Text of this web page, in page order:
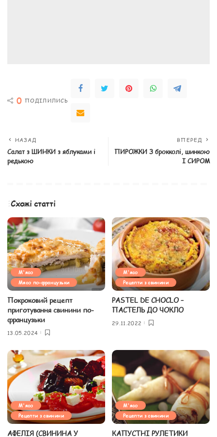
0 ПОДІЛИЛИСЬ
НАЗАД
Салат з ШИНКИ з яблуками і
редькою
ВПЕРЕД
ПИРОЖКИ З брокколі, шинкою
І СИРОМ
Схожі статті
М'ясо
Мясо по-французьки
Покроковий рецепт
приготування свинини по-
французьки
13.05.2024
М'ясо
Рецепти з свинини
PASTEL DE CHOCLO –
ПАСТЕЛЬ ДО ЧОКЛО
29.11.2022
М'ясо
Рецепти з свинини
АФЕЛІЯ (СВИНИНА У
М'ясо
Рецепти з свинини
КАПУСТНІ РУЛЕТИКИ